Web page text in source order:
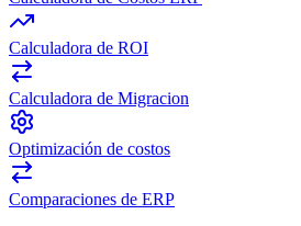
Calculadora de ROI
Calculadora de Migracion
Optimización de costos
Comparaciones de ERP